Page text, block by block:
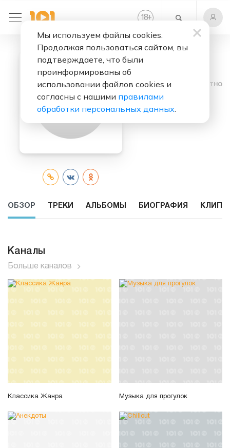
18+
Слушать бесплатно
Turken
ОБЗОР ТРЕКИ АЛЬБОМЫ БИОГРАФИЯ КЛИПЫ
Каналы
Больше каналов
Классика Жанра Музыка для прогулок
Мы используем файлы cookies.
Продолжая пользоваться сайтом, вы
подтверждаете, что были
проинформированы об
использовании файлов cookies и
согласны с нашими правилами
обработки персональных данных.